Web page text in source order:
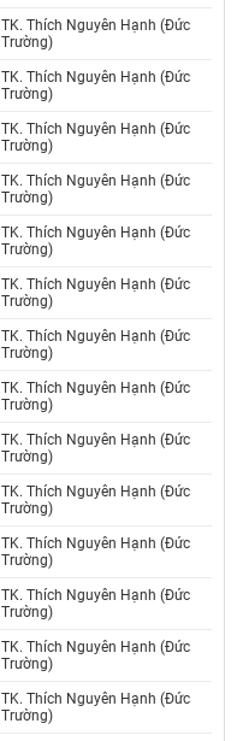
TK. Thích Nguyên Hạnh (Đức
Trường)
TK. Thích Nguyên Hạnh (Đức
Trường)
TK. Thích Nguyên Hạnh (Đức
Trường)
TK. Thích Nguyên Hạnh (Đức
Trường)
TK. Thích Nguyên Hạnh (Đức
Trường)
TK. Thích Nguyên Hạnh (Đức
Trường)
TK. Thích Nguyên Hạnh (Đức
Trường)
TK. Thích Nguyên Hạnh (Đức
Trường)
TK. Thích Nguyên Hạnh (Đức
Trường)
TK. Thích Nguyên Hạnh (Đức
Trường)
TK. Thích Nguyên Hạnh (Đức
Trường)
TK. Thích Nguyên Hạnh (Đức
Trường)
TK. Thích Nguyên Hạnh (Đức
Trường)
TK. Thích Nguyên Hạnh (Đức
Trường)